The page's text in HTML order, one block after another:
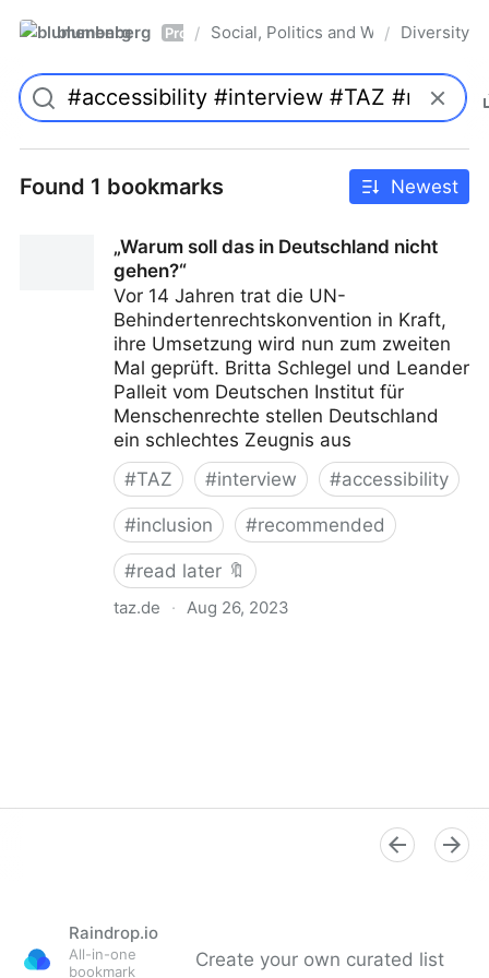
blumenberg Pro / Social, Politics and Whatnot
/ Diversity
Found 1 bookmarks Newest
„Warum soll das in Deutschland nicht
gehen?“
Vor 14 Jahren trat die UN-
Behindertenrechtskonvention in Kraft,
ihre Umsetzung wird nun zum zweiten
Mal geprüft. Britta Schlegel und Leander
Palleit vom Deutschen Institut für
Menschenrechte stellen Deutschland
ein schlechtes Zeugnis aus
#TAZ #interview #accessibility
#inclusion #recommended
#read later 🔖
taz.de · Aug 26, 2023
Raindrop.io
All-in-one
bookmark
Create your own curated list